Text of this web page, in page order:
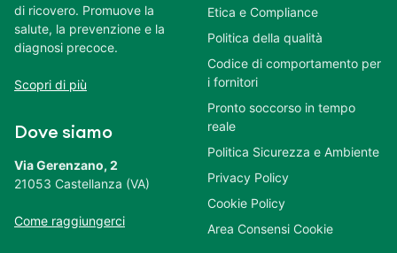
di ricovero. Promuove la
salute, la prevenzione e la
diagnosi precoce.
Scopri di più
Dove siamo
Via Gerenzano, 2
21053 Castellanza (VA)
Come raggiungerci
Etica e Compliance
Politica della qualità
Codice di comportamento per
i fornitori
Pronto soccorso in tempo
reale
Politica Sicurezza e Ambiente
Privacy Policy
Cookie Policy
Area Consensi Cookie